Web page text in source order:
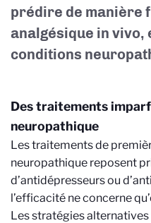
prédire de manière
analgésique in
conditions
Des traitements
neuropathique
Les traitements de
neuropathique reposent
d’antidépresseurs ou
l’efficacité ne concerne
Les stratégies